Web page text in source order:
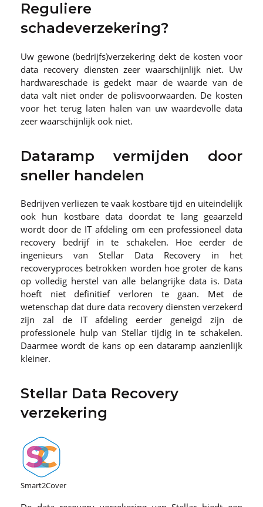
Reguliere
schadeverzekering?
Uw gewone (bedrijfs)verzekering dekt de kosten voor
data recovery diensten zeer waarschijnlijk niet. Uw
hardwareschade is gedekt maar de waarde van de
data valt niet onder de polisvoorwaarden. De kosten
voor het terug laten halen van uw waardevolle data
zeer waarschijnlijk ook niet.
Dataramp vermijden door
sneller handelen
Bedrijven verliezen te vaak kostbare tijd en uiteindelijk
ook hun kostbare data doordat te lang geaarzeld
wordt door de IT afdeling om een professioneel data
recovery bedrijf in te schakelen. Hoe eerder de
ingenieurs van Stellar Data Recovery in het
recoveryproces betrokken worden hoe groter de kans
op volledig herstel van alle belangrijke data is. Data
hoeft niet definitief verloren te gaan. Met de
wetenschap dat dure data recovery diensten verzekerd
zijn zal de IT afdeling eerder geneigd zijn de
professionele hulp van Stellar tijdig in te schakelen.
Daarmee wordt de kans op een dataramp aanzienlijk
kleiner.
Stellar Data Recovery
verzekering
Smart2Cover